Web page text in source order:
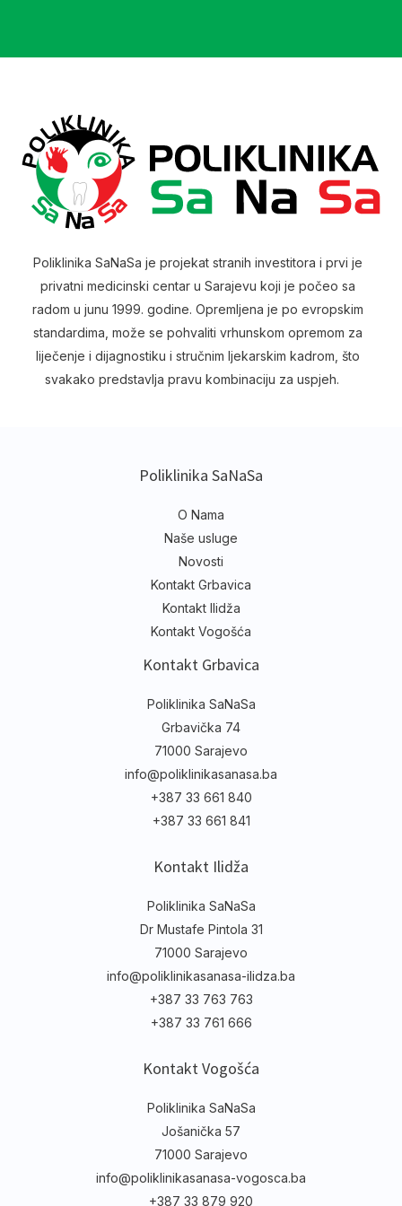
Poliklinika SaNaSa je projekat stranih investitora i prvi je
privatni medicinski centar u Sarajevu koji je počeo sa
radom u junu 1999. godine. Opremljena je po evropskim
standardima, može se pohvaliti vrhunskom opremom za
liječenje i dijagnostiku i stručnim ljekarskim kadrom, što
Poliklinika SaNaSa
O Nama
Kontakt Ilidža
Kontakt Vogošća
Kontakt Grbavica
Grbavička 74
71000 Sarajevo
+387 33 661 841
Kontakt Ilidža
Dr Mustafe Pintola 31
+387 33 761 666
Kontakt Vogošća
Jošanička 57